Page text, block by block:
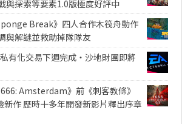
與探索等要素1.0版極度好評中
Break》四人合作木筏舟動作
與解謎並救助掉隊隊友
私有化交易下週完成・沙地財團即將
Amsterdam》前《刺客教條》
新作 歷時十多年開發新影片釋出序章